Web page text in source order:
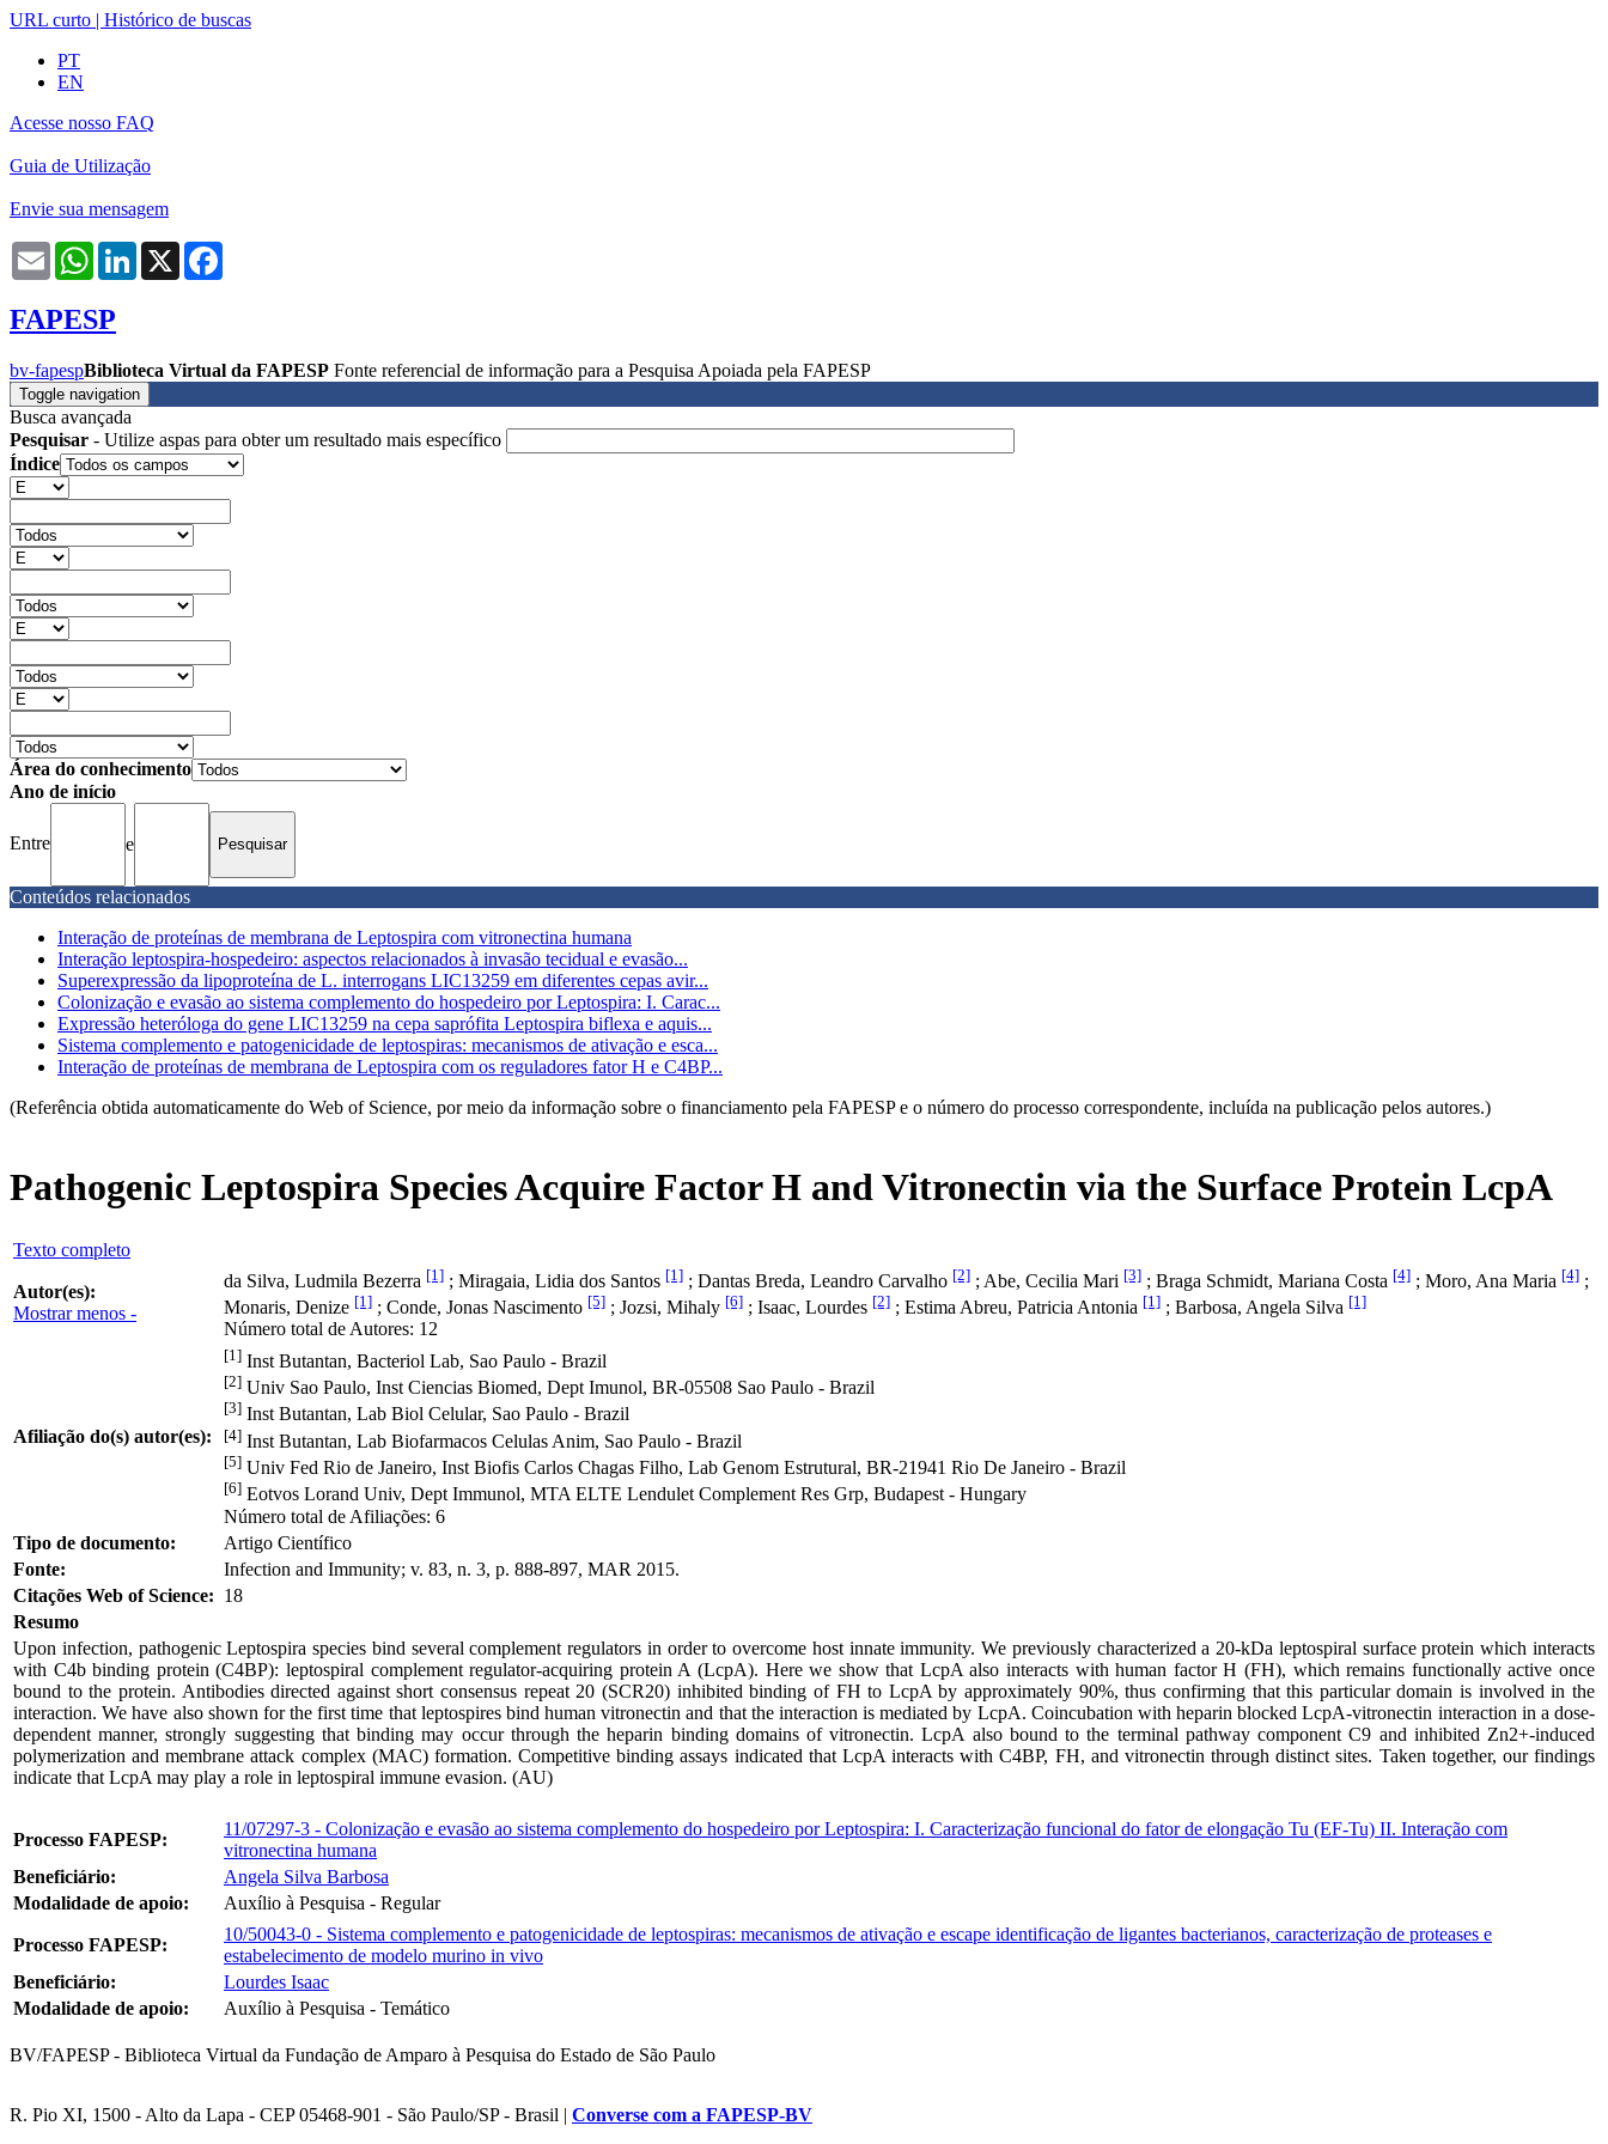
URL curto | Histórico de buscas
PT
EN
Acesse nosso FAQ
Guia de Utilização
Envie sua mensagem
Email WhatsAppLinkedIn
X
FAPESP
bv-fapespBiblioteca Virtual da FAPESP Fonte referencial de informação para a Pesquisa Apoiada pela FAPESP
Toggle navigation
Busca avançada
Pesquisar - Utilize aspas para obter um resultado mais específico
Índice
Área do conhecimento
Ano de início
Entre e
Conteúdos relacionados
Interação de proteínas de membrana de Leptospira com vitronectina humana
Interação leptospira-hospedeiro: aspectos relacionados à invasão tecidual e evasão...
Superexpressão da lipoproteína de L. interrogans LIC13259 em diferentes cepas avir...
Colonização e evasão ao sistema complemento do hospedeiro por Leptospira: I. Carac...
Expressão heteróloga do gene LIC13259 na cepa saprófita Leptospira biflexa e aquis...
Sistema complemento e patogenicidade de leptospiras: mecanismos de ativação e esca...
Interação de proteínas de membrana de Leptospira com os reguladores fator H e C4BP...
(Referência obtida automaticamente do Web of Science, por meio da informação sobre o financiamento pela FAPESP e o número do processo correspondente, incluída na publicação pelos autores.)
Pathogenic Leptospira Species Acquire Factor H and Vitronectin via the Surface Protein LcpA
Texto completo
Autor(es):
Mostrar menos -
da Silva, Ludmila Bezerra [1] ; Miragaia, Lidia dos Santos [1] ; Dantas Breda, Leandro Carvalho [2] ; Abe, Cecilia Mari [3] ; Braga Schmidt, Mariana Costa [4] ; Moro, Ana Maria [4] ;
Monaris, Denize [1] ; Conde, Jonas Nascimento [5] ; Jozsi, Mihaly [6] ; Isaac, Lourdes [2] ; Estima Abreu, Patricia Antonia [1] ; Barbosa, Angela Silva [1]
Número total de Autores: 12
Afiliação do(s) autor(es):
[1] Inst Butantan, Bacteriol Lab, Sao Paulo - Brazil
[2] Univ Sao Paulo, Inst Ciencias Biomed, Dept Imunol, BR-05508 Sao Paulo - Brazil
[3] Inst Butantan, Lab Biol Celular, Sao Paulo - Brazil
[4] Inst Butantan, Lab Biofarmacos Celulas Anim, Sao Paulo - Brazil
[5] Univ Fed Rio de Janeiro, Inst Biofis Carlos Chagas Filho, Lab Genom Estrutural, BR-21941 Rio De Janeiro - Brazil
[6] Eotvos Lorand Univ, Dept Immunol, MTA ELTE Lendulet Complement Res Grp, Budapest - Hungary
Número total de Afiliações: 6
Tipo de documento:
Artigo Científico
Fonte:
Infection and Immunity; v. 83, n. 3, p. 888-897, MAR 2015.
Citações Web of Science: 18
Resumo
Upon infection, pathogenic Leptospira species bind several complement regulators in order to overcome host innate immunity. We previously characterized a 20-kDa leptospiral surface protein which interacts
with C4b binding protein (C4BP): leptospiral complement regulator-acquiring protein A (LcpA). Here we show that LcpA also interacts with human factor H (FH), which remains functionally active once
bound to the protein. Antibodies directed against short consensus repeat 20 (SCR20) inhibited binding of FH to LcpA by approximately 90%, thus confirming that this particular domain is involved in the
interaction. We have also shown for the first time that leptospires bind human vitronectin and that the interaction is mediated by LcpA. Coincubation with heparin blocked LcpA-vitronectin interaction in a dose-
dependent manner, strongly suggesting that binding may occur through the heparin binding domains of vitronectin. LcpA also bound to the terminal pathway component C9 and inhibited Zn2+-induced
polymerization and membrane attack complex (MAC) formation. Competitive binding assays indicated that LcpA interacts with C4BP, FH, and vitronectin through distinct sites. Taken together, our findings
indicate that LcpA may play a role in leptospiral immune evasion. (AU)
Processo FAPESP:
11/07297-3 - Colonização e evasão ao sistema complemento do hospedeiro por Leptospira: I. Caracterização funcional do fator de elongação Tu (EF-Tu) II. Interação com
vitronectina humana
Beneficiário:
Angela Silva Barbosa
Modalidade de apoio:
Auxílio à Pesquisa - Regular
Processo FAPESP:
10/50043-0 - Sistema complemento e patogenicidade de leptospiras: mecanismos de ativação e escape identificação de ligantes bacterianos, caracterização de proteases e
estabelecimento de modelo murino in vivo
Beneficiário:
Lourdes Isaac
Modalidade de apoio:
Auxílio à Pesquisa - Temático
BV/FAPESP - Biblioteca Virtual da Fundação de Amparo à Pesquisa do Estado de São Paulo
R. Pio XI, 1500 - Alto da Lapa - CEP 05468-901 - São Paulo/SP - Brasil | Converse com a FAPESP-BV